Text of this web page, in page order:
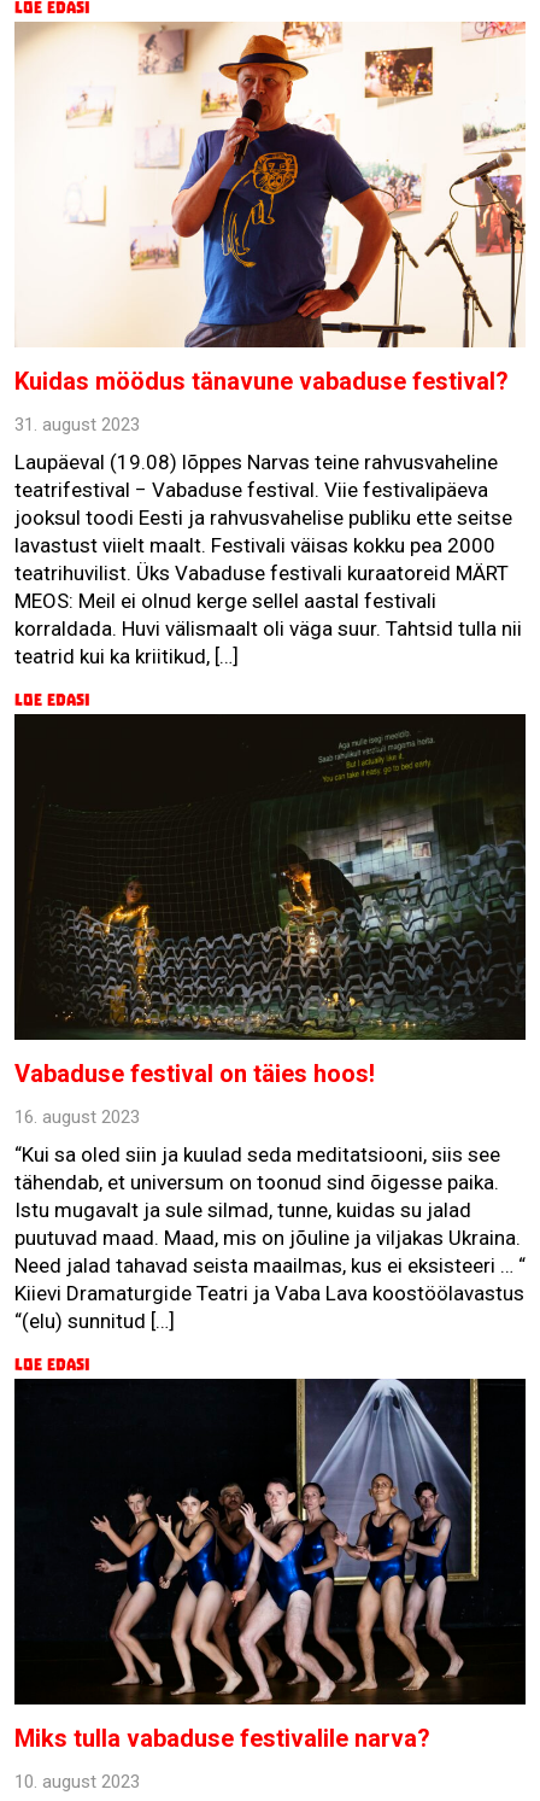
Loe edasi
Kuidas möödus tänavune vabaduse festival?
31. august 2023
Laupäeval (19.08) lõppes Narvas teine rahvusvaheline
teatrifestival − Vabaduse festival. Viie festivalipäeva
jooksul toodi Eesti ja rahvusvahelise publiku ette seitse
lavastust viielt maalt. Festivali väisas kokku pea 2000
teatrihuvilist. Üks Vabaduse festivali kuraatoreid MÄRT
MEOS: Meil ei olnud kerge sellel aastal festivali
korraldada. Huvi välismaalt oli väga suur. Tahtsid tulla nii
teatrid kui ka kriitikud, […]
Loe edasi
Vabaduse festival on täies hoos!
16. august 2023
“Kui sa oled siin ja kuulad seda meditatsiooni, siis see
tähendab, et universum on toonud sind õigesse paika.
Istu mugavalt ja sule silmad, tunne, kuidas su jalad
puutuvad maad. Maad, mis on jõuline ja viljakas Ukraina.
Need jalad tahavad seista maailmas, kus ei eksisteeri … “
Kiievi Dramaturgide Teatri ja Vaba Lava koostöölavastus
“(elu) sunnitud […]
Loe edasi
Miks tulla vabaduse festivalile narva?
10. august 2023